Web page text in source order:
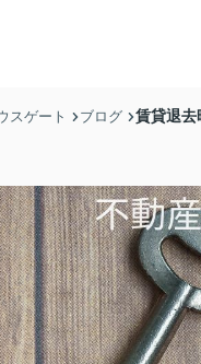
スゲート ブログ 賃貸退去